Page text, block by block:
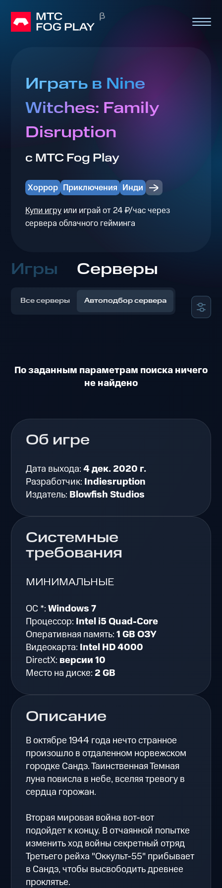
Играть в Nine
Witches: Family
Disruption
с МТС Fog Play
Хоррор Приключения Инди
Купи игруили играй от 24 ₽/час через
сервера облачного гейминга
Игры Серверы
Все серверы Автоподбор сервера
По заданным параметрам поиска ничего
не найдено
Описание
В октябре 1944 года нечто странное
произошло в отдаленном норвежском
городке Сандэ. Таинственная Темная
луна повисла в небе, вселяя тревогу в
сердца горожан.
Вторая мировая война вот-вот
подойдет к концу. В отчаянной попытке
изменить ход войны секретный отряд
Третьего рейха "Оккульт-55" прибывает
в Сандэ, чтобы высвободить древнее
проклятье.
Об игре
Дата выхода:4 дек. 2020 г.
Разработчик: Indiesruption
Издатель: Blowfish Studios
Системные
требования
МИНИМАЛЬНЫЕ
ОС *:Windows 7
Процессор: Intel i5 Quad-Core
Оперативная память:1 GB ОЗУ
Видеокарта: Intel HD 4000
DirectX: версии 10
Место на диске: 2 GB